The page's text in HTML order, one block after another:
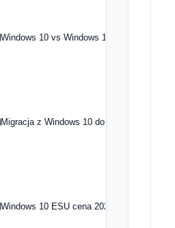
Windows 10 vs Windows 11: czy warto
Migracja z Windows 10 do Windows 11 krok
Windows 10 ESU cena 2026: co to jest i jak